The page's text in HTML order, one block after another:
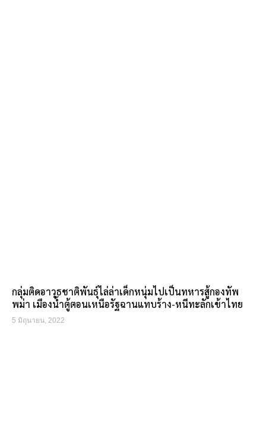
กลุ่มติดอาวุธชาติพันธุ์ไล่ล่าเด็กหนุ่มไปเป็นทหารสู้กองทัพ
พม่า เมืองน้ำตู้ตอนเหนือรัฐฉานแทบร้าง-หนีทะลักเข้าไทย
5 มิถุนายน, 2022